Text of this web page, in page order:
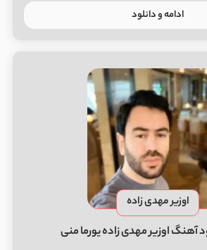
ادامه و دانلود
اوزیر مهدی زاده
آهنگ اوزیر مهدی زاده یورما منی